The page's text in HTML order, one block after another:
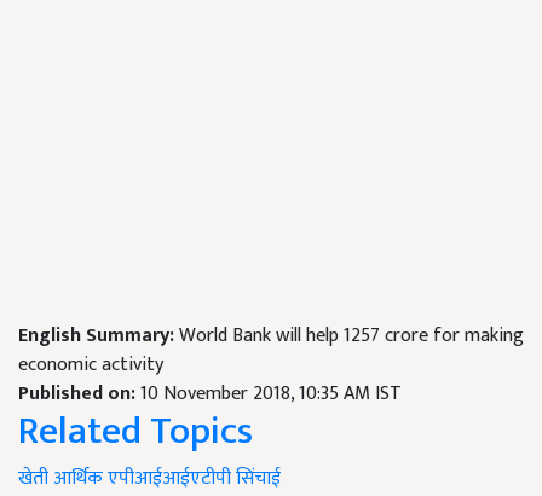
English Summary:World Bank will help 1257 crore for making
economic activity
Published on:10 November 2018, 10:35 AM IST
Related Topics
खेतीआर्थिकएपीआईआईएटीपीसिंचाई